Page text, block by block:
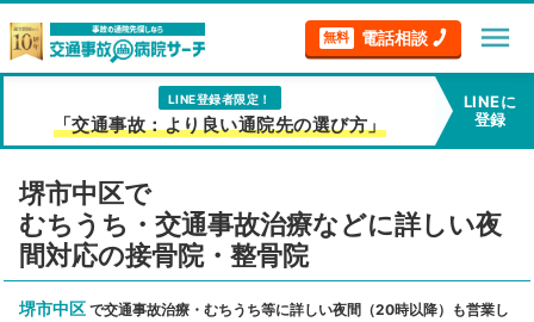
無料 電話相談 menu
LINE登録者限定！
「交通事故：より良い通院先の選び方」
LINEに
登録
堺市中区で
むちうち・交通事故治療などに詳しい夜
間対応の接骨院・整骨院
堺市中区 で交通事故治療・むちうち等に詳しい夜間（20時以降）も営業し